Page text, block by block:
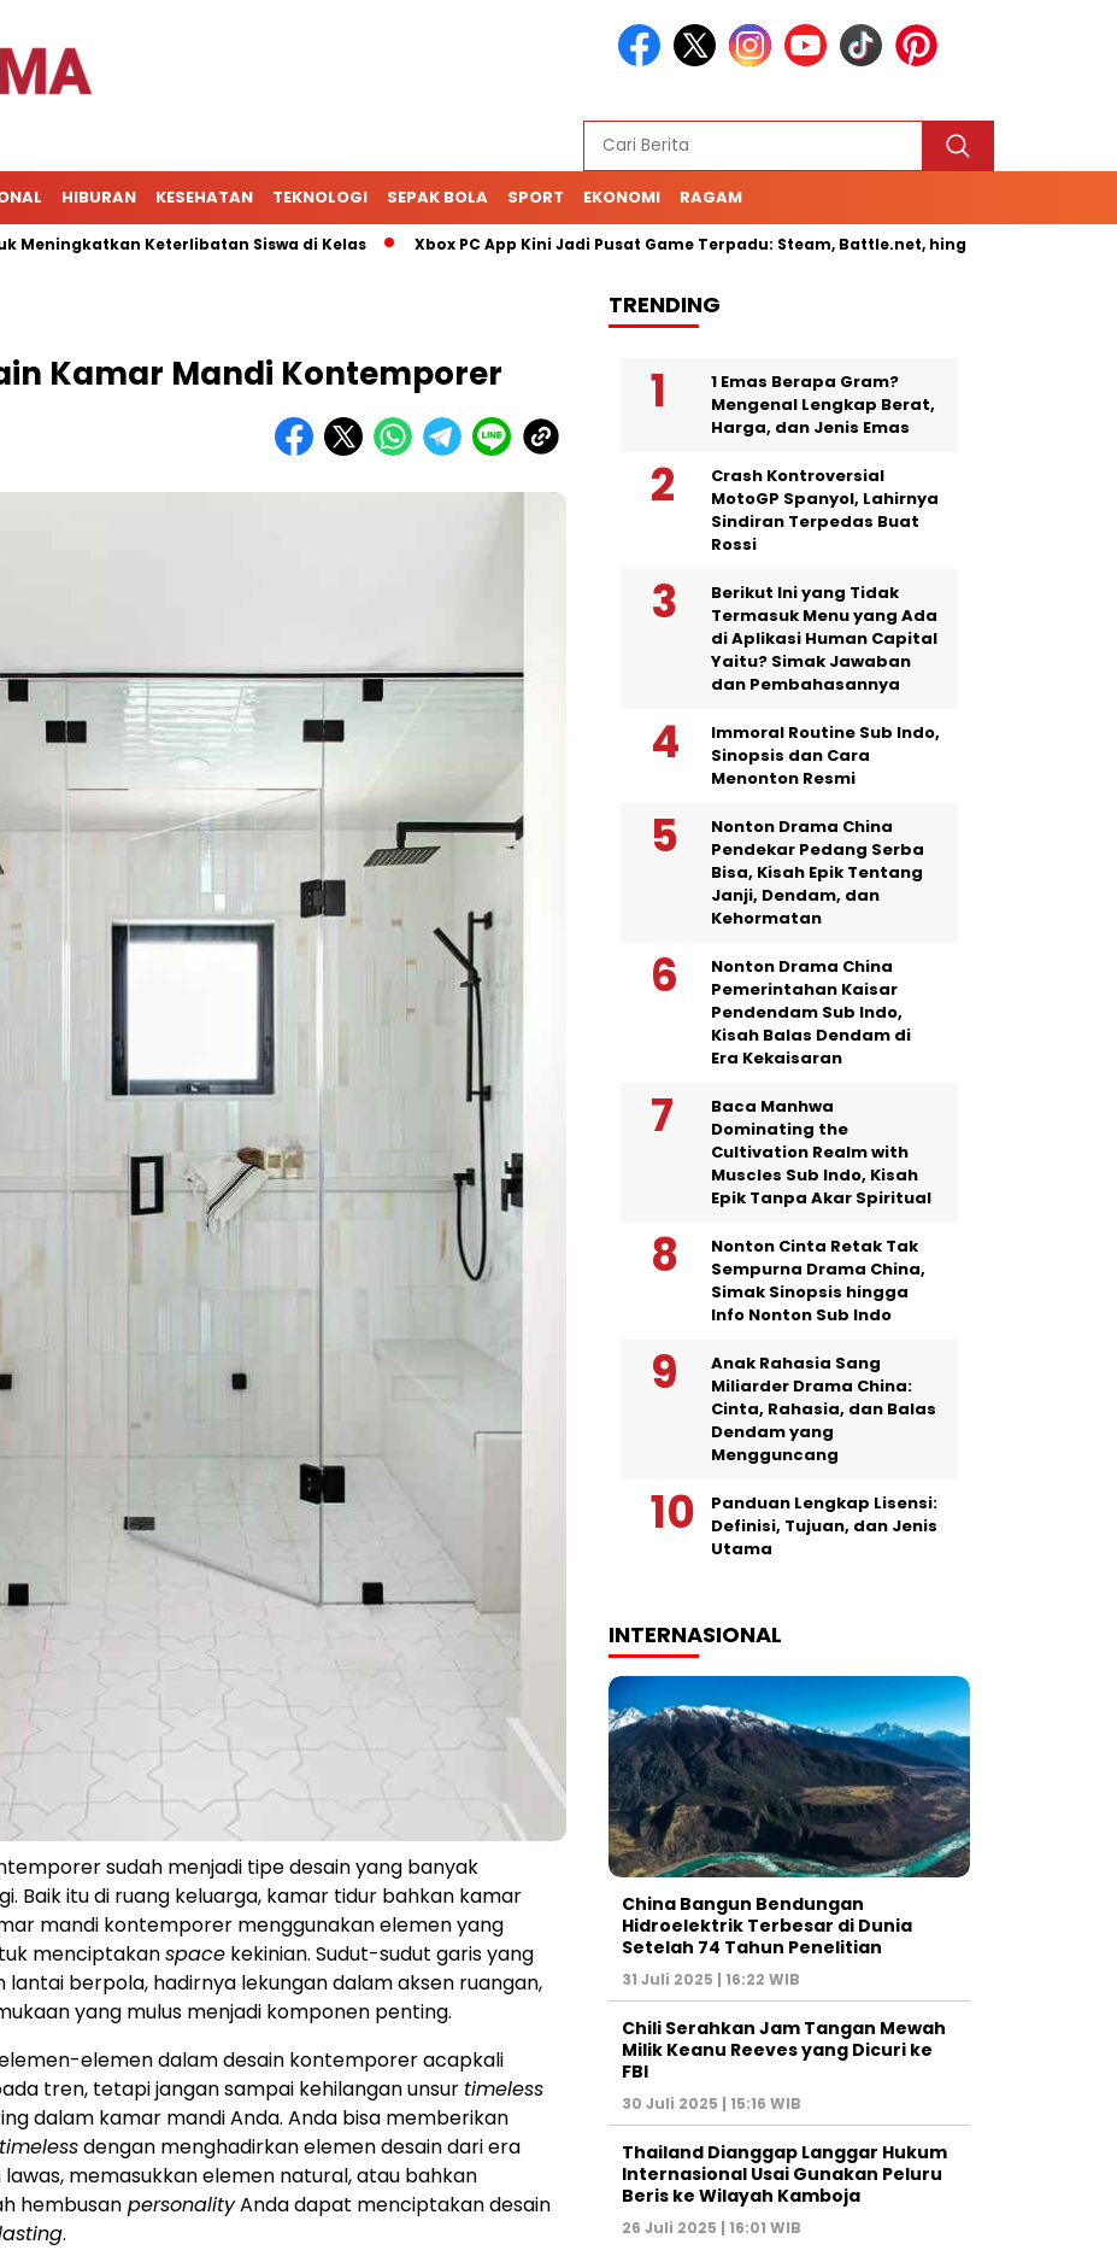
HIBURAN KESEHATAN TEKNOLOGI SEPAK BOLA SPORT EKONOMI RAGAM
Keterlibatan Siswa di Kelas Xbox PC App Kini Jadi Pusat Game Terpadu: Steam, Battle.net, hingga Cloud Gaming
Kamar Mandi Kontemporer
sudah menjadi tipe desain yang banyak
Baik itu di ruang keluarga, kamar tidur bahkan kamar
mandi kontemporer menggunakan elemen yang
menciptakanspace kekinian. Sudut-sudut garis yang
lantai berpola, hadirnya lekungan dalam aksen ruangan,
yang mulus menjadi komponen penting.
elemen dalam desain kontemporer acapkali
tren, tetapi jangan sampai kehilangan unsur timeless
dalam kamar mandi Anda. Anda bisa memberikan
timelessdengan menghadirkan elemen desain dari era
lawas, memasukkan elemen natural, atau bahkan
hembusan personalityAnda dapat menciptakan desain
.
TRENDING
1 Emas Berapa Gram?
Mengenal Lengkap Berat,
Harga, dan Jenis Emas
Crash Kontroversial
MotoGP Spanyol, Lahirnya
Sindiran Terpedas Buat
Rossi
Berikut Ini yang Tidak
Termasuk Menu yang Ada
di Aplikasi Human Capital
Yaitu? Simak Jawaban
dan Pembahasannya
Immoral Routine Sub Indo,
Sinopsis dan Cara
Menonton Resmi
Nonton Drama China
Pendekar Pedang Serba
Bisa, Kisah Epik Tentang
Janji, Dendam, dan
Kehormatan
Nonton Drama China
Pemerintahan Kaisar
Pendendam Sub Indo,
Kisah Balas Dendam di
Era Kekaisaran
Baca Manhwa
Dominating the
Cultivation Realm with
Muscles Sub Indo, Kisah
Epik Tanpa Akar Spiritual
Nonton Cinta Retak Tak
Sempurna Drama China,
Simak Sinopsis hingga
Info Nonton Sub Indo
Anak Rahasia Sang
Miliarder Drama China:
Cinta, Rahasia, dan Balas
Dendam yang
Mengguncang
Panduan Lengkap Lisensi:
Definisi, Tujuan, dan Jenis
Utama
INTERNASIONAL
China Bangun Bendungan
Hidroelektrik Terbesar di Dunia
Setelah 74 Tahun Penelitian
31 Juli 2025 | 16:22 WIB
Chili Serahkan Jam Tangan Mewah
Milik Keanu Reeves yang Dicuri ke
FBI
30 Juli 2025 | 15:16 WIB
Thailand Dianggap Langgar Hukum
Internasional Usai Gunakan Peluru
Beris ke Wilayah Kamboja
26 Juli 2025 | 16:01 WIB